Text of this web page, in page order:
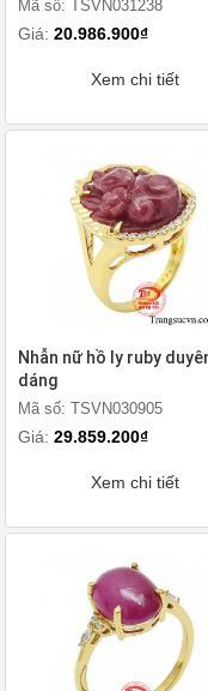
Mã số: TSVN031238
Giá: 20.986.900₫
Xem chi tiết
Nhẫn nữ hồ ly ruby
dáng
Mã số: TSVN030905
Giá: 29.859.200₫
Xem chi tiết